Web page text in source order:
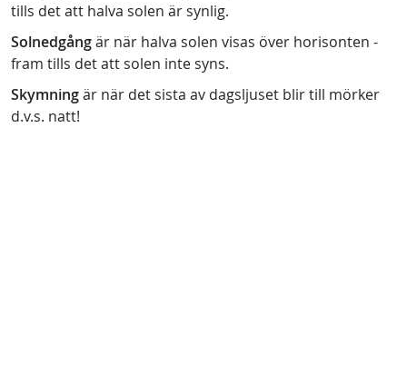
tills det att halva solen är synlig.
Solnedgångär när halva solen visas över horisonten -
fram tills det att solen inte syns.
Skymningär när det sista av dagsljuset blir till mörker
d.v.s. natt!